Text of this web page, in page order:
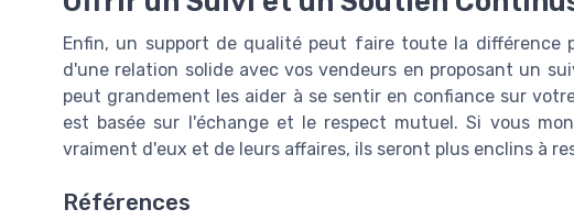
Enfin, un support de qualité peut faire toute la différence
d'une relation solide avec vos vendeurs en proposant un
peut grandement les aider à se sentir en confiance sur
est basée sur l'échange et le respect mutuel. Si vous
vraiment d'eux et de leurs affaires, ils seront plus enclins à
Références